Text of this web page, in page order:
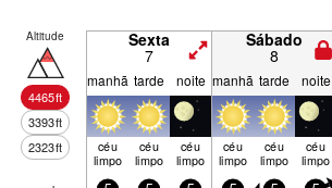
Altitude
4465ft
3393ft
2323ft
Sexta
7
Sábado
8
manhã tarde noite manhã tarde noite
céu
limpo
céu
limpo
céu
limpo
céu
limpo
céu
limpo
céu
limpo